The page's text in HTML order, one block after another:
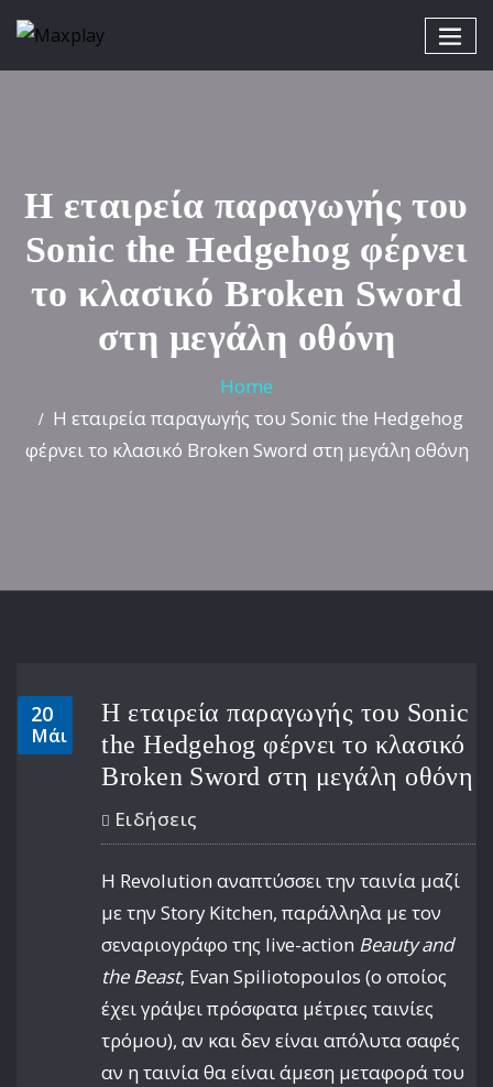
Η εταιρεία παραγωγής του
Sonic the Hedgehog φέρνει
το κλασικό Broken Sword
στη μεγάλη οθόνη
Home
Η εταιρεία παραγωγής του Sonic the Hedgehog
φέρνει το κλασικό Broken Sword στη μεγάλη οθόνη
20
Μάι
Η εταιρεία παραγωγής του Sonic
the Hedgehog φέρνει το κλασικό
Broken Sword στη μεγάλη οθόνη
Ειδήσεις
Η Revolution αναπτύσσει την ταινία μαζί
με την Story Kitchen, παράλληλα με τον
σεναριογράφο της live-action Beauty and
the Beast, Evan Spiliotopoulos (ο οποίος
έχει γράψει πρόσφατα μέτριες ταινίες
τρόμου), αν και δεν είναι απόλυτα σαφές
αν η ταινία θα είναι άμεση μεταφορά του